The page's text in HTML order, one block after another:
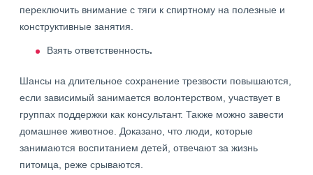
переключить внимание с тяги к спиртному на полезные и
конструктивные занятия.
Взять ответственность.
Шансы на длительное сохранение трезвости повышаются,
если зависимый занимается волонтерством, участвует в
группах поддержки как консультант. Также можно завести
домашнее животное. Доказано, что люди, которые
занимаются воспитанием детей, отвечают за жизнь
питомца, реже срываются.